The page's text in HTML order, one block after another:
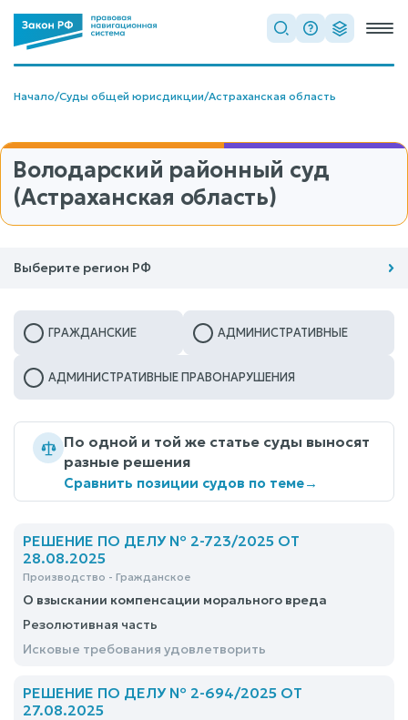
Начало/Суды общей юрисдикции/Астраханская область
Володарский районный суд
(Астраханская область)
Выберите регион РФ
ГРАЖДАНСКИЕ АДМИНИСТРАТИВНЫЕ
АДМИНИСТРАТИВНЫЕ ПРАВОНАРУШЕНИЯ
По одной и той же статье суды выносят
разные решения
Сравнить позиции судов по теме→
РЕШЕНИЕ ПО ДЕЛУ № 2-723/2025 ОТ
28.08.2025
Производство - Гражданское
О взыскании компенсации морального вреда
Резолютивная часть
Исковые требования удовлетворить
РЕШЕНИЕ ПО ДЕЛУ № 2-694/2025 ОТ
27.08.2025